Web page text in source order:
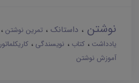
نوشتن داستانک تمرین نوشتن
یادداشت
کتاب نویسندگی کاریکلماتور
آموزش نوشتن